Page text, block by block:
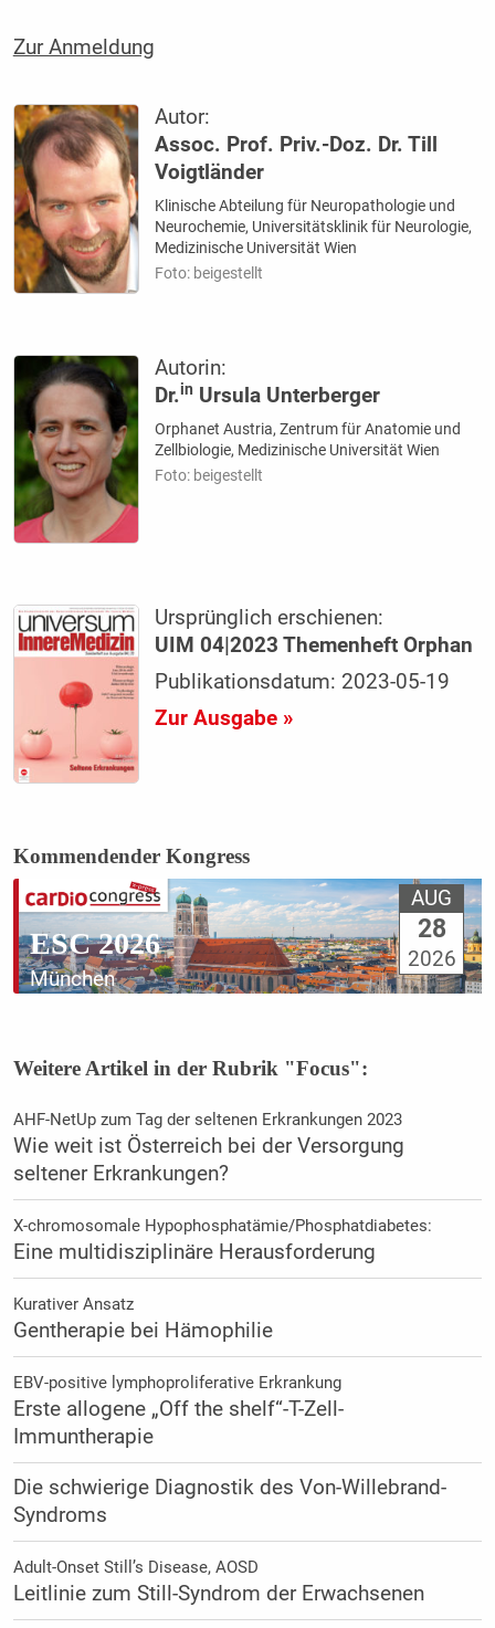
Zur Anmeldung
Autor:
Assoc. Prof. Priv.-Doz. Dr. Till
Voigtländer
Klinische Abteilung für Neuropathologie und
Neurochemie, Universitätsklinik für Neurologie,
Medizinische Universität Wien
Foto: beigestellt
Autorin:
Dr.in Ursula Unterberger
Orphanet Austria, Zentrum für Anatomie und
Zellbiologie, Medizinische Universität Wien
Foto: beigestellt
Ursprünglich erschienen:
UIM 04|2023 Themenheft Orphan
Publikationsdatum: 2023-05-19
Zur Ausgabe »
Kommendender Kongress
ESC 2026
München
AUG
28
2026
Weitere Artikel in der Rubrik "Focus":
AHF-NetUp zum Tag der seltenen Erkrankungen 2023
Wie weit ist Österreich bei der Versorgung
seltener Erkrankungen?
X-chromosomale Hypophosphatämie/Phosphatdiabetes:
Eine multidisziplinäre Herausforderung
Kurativer Ansatz
Gentherapie bei Hämophilie
EBV-positive lymphoproliferative Erkrankung
Erste allogene „Off the shelf“-T-Zell-
Immuntherapie
Die schwierige Diagnostik des Von-Willebrand-
Syndroms
Adult-Onset Still’s Disease, AOSD
Leitlinie zum Still-Syndrom der Erwachsenen